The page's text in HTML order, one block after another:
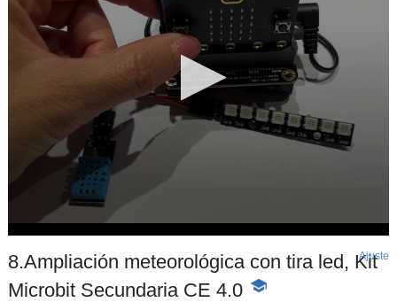
8.Ampliación meteorológica con tira led, Kit
Microbit Secundaria CE 4.0 -
Ajuste